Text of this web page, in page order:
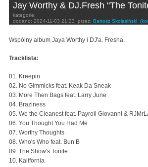
Jay Worthy & DJ.Fresh "The
kategorie:
dodano: 2024-11-03 21:23 przez: Bartosz Skolasiński
Wspólny album Jaya Worthy i DJ'a. Fresha.
Tracklista:
01. Kreepin
02. No Gimmicks feat. Keak Da Sneak
03. More Then Bags feat. Larry June
04. Braziness
05. We the Cleanest feat. Payroll Giovanni &
06. You Thought You Had Me
07. Worthy Thoughts
08. Who's Who feat. Bun B
09. The Show's Tonite
10. Kalifornia